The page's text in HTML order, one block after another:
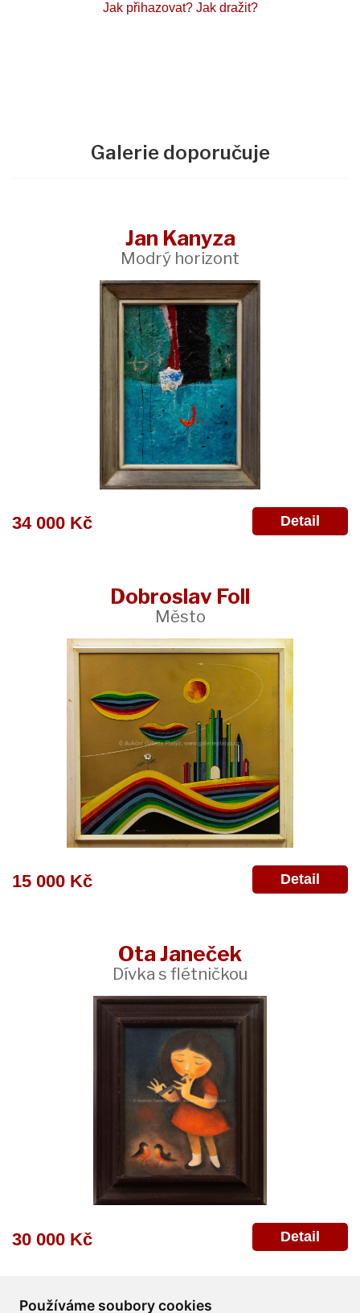
Používáme soubory cookies
Jak přihazovat? Jak dražit?
Galerie doporučuje
Jan Kanyza
Modrý horizont
34 000 Kč Detail
Dobroslav Foll
Město
15 000 Kč Detail
Ota Janeček
Dívka s flétničkou
30 000 Kč Detail